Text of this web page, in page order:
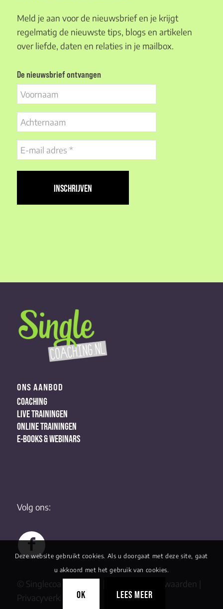
Meld je aan voor de nieuwsbrief en je krijgt
regelmatig de nieuwste tips, blogs en artikelen
over liefde, daten en relaties in je mailbox.
De nieuwsbrief ontvangen
Voornaam
Achternaam
E-
mail
adres
ONS AANBOD
COACHING
LIVE TRAININGEN
ONLINE TRAININGEN
E-BOOKS & WEBINARS
© Singlecoaching 2022 | Algemene Voorwaarden
Privacyverklaring
Volg ons:
Deze website gebruikt cookies. Als u doorgaat met deze site, gaat
u akkoord met het gebruik van cookies.
OK LEES MEER